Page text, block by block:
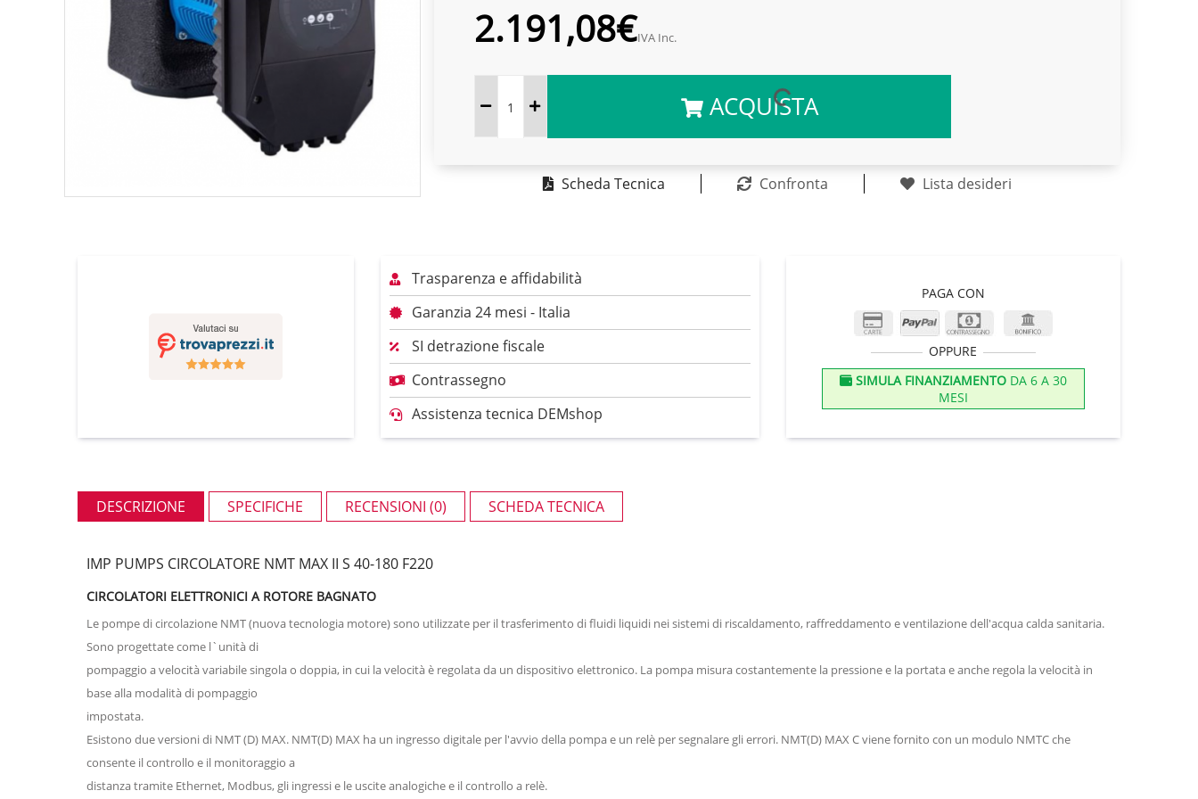
2.191,08€IVA Inc.
ACQUISTA
Scheda Tecnica Confronta Lista desideri
Trasparenza e affidabilità
Garanzia 24 mesi - Italia
SI detrazione fiscale
Contrassegno
Assistenza tecnica DEMshop
PAGA CON
OPPURE
SIMULA FINANZIAMENTODA 6 A 30
MESI
DESCRIZIONE SPECIFICHE RECENSIONI (0) SCHEDA TECNICA
IMP PUMPS CIRCOLATORE NMT MAX II S 40-180 F220
CIRCOLATORI ELETTRONICI A ROTORE BAGNATO
Le pompe di circolazione NMT (nuova tecnologia motore) sono utilizzate per il trasferimento di fluidi liquidi nei sistemi di riscaldamento, raffreddamento e ventilazione dell'acqua calda sanitaria.
Sono progettate come l`unità di
pompaggio a velocità variabile singola o doppia, in cui la velocità è regolata da un dispositivo elettronico. La pompa misura costantemente la pressione e la portata e anche regola la velocità in
base alla modalità di pompaggio
impostata.
Esistono due versioni di NMT (D) MAX. NMT(D) MAX ha un ingresso digitale per l'avvio della pompa e un relè per segnalare gli errori. NMT(D) MAX C viene fornito con un modulo NMTC che
consente il controllo e il monitoraggio a
distanza tramite Ethernet, Modbus, gli ingressi e le uscite analogiche e il controllo a relè.